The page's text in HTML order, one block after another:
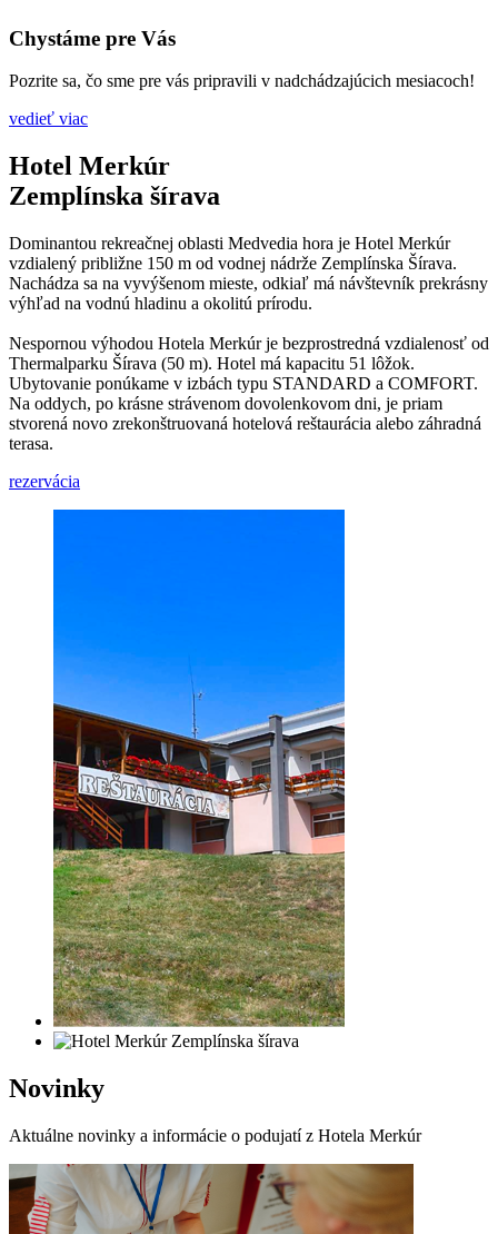
Chystáme pre Vás
Pozrite sa, čo sme pre vás pripravili v nadchádzajúcich mesiacoch!
vedieť viac
Hotel Merkúr
Zemplínska šírava
Dominantou rekreačnej oblasti Medvedia hora je Hotel Merkúr
vzdialený približne 150 m od vodnej nádrže Zemplínska Šírava.
Nachádza sa na vyvýšenom mieste, odkiaľ má návštevník prekrásny
výhľad na vodnú hladinu a okolitú prírodu.
Nespornou výhodou Hotela Merkúr je bezprostredná vzdialenosť od
Thermalparku Šírava (50 m). Hotel má kapacitu 51 lôžok.
Ubytovanie ponúkame v izbách typu STANDARD a COMFORT.
Na oddych, po krásne strávenom dovolenkovom dni, je priam
stvorená novo zrekonštruovaná hotelová reštaurácia alebo záhradná
terasa.
rezervácia
Novinky
Aktuálne novinky a informácie o podujatí z Hotela Merkúr